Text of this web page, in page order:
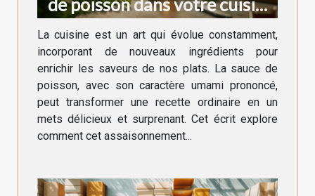
quotidienne
La cuisine est un art qui évolue constamment,
incorporant de nouveaux ingrédients pour
enrichir les saveurs de nos plats. La sauce de
poisson, avec son caractère umami prononcé,
peut transformer une recette ordinaire en un
mets délicieux et surprenant. Cet écrit explore
comment cet assaisonnement...